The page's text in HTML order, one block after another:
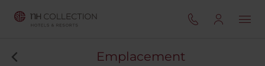
Emplacement